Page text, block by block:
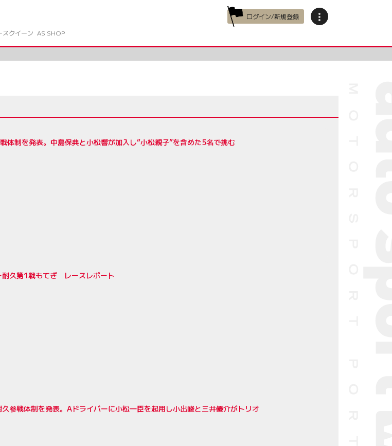
ログイン/新規登録
スクイーン AS SHOP
体制を発表。中島保典と小松響が加入し“小松親子”を含めた5名で挑む
久第1戦もてぎ レースレポート
参戦体制を発表。Aドライバーに小松一臣を起用し小出峻と三井優介がトリオ